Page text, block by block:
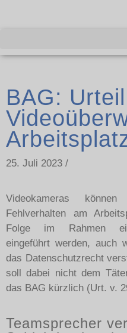
BAG:
25. Juli 2023 /
Videokameras
Fehlverhalten am
Folge im Rahmen
eingeführt werden, auch
das Datenschutzrecht
soll dabei nicht dem
das BAG kürzlich (Urt. v.
Teamsprecher